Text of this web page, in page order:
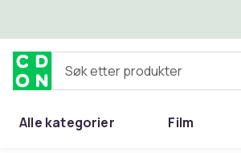
Søk etter produkter
Alle kategorier Film